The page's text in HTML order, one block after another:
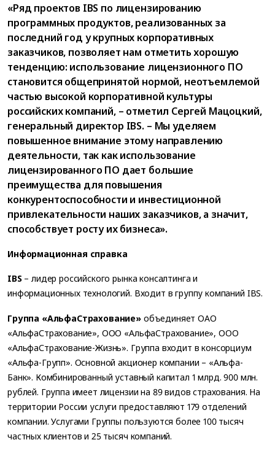
«Ряд проектов IBS по лицензированию
программных продуктов, реализованных за
последний год у крупных корпоративных
заказчиков, позволяет нам отметить хорошую
тенденцию: использование лицензионного ПО
становится общепринятой нормой, неотъемлемой
частью высокой корпоративной культуры
российских компаний, – отметил Сергей Мацоцкий,
генеральный директор IBS. – Мы уделяем
повышенное внимание этому направлению
деятельности, так как использование
лицензированного ПО дает большие
преимущества для повышения
конкурентоспособности и инвестиционной
привлекательности наших заказчиков, а значит,
способствует росту их бизнеса».
Информационная справка
IBS– лидер российского рынка консалтинга и
информационных технологий. Входит в группу компаний IBS.
Группа «АльфаСтрахование» объединяет ОАО
«АльфаСтрахование», ООО «АльфаСтрахование», ООО
«АльфаСтрахование-Жизнь». Группа входит в консорциум
«Альфа-Групп». Основной акционер компании – «Альфа-
Банк». Комбинированный уставный капитал 1 млрд. 900 млн.
рублей. Группа имеет лицензии на 89 видов страхования. На
территории России услуги предоставляют 179 отделений
компании. Услугами Группы пользуются более 100 тысяч
частных клиентов и 25 тысяч компаний.